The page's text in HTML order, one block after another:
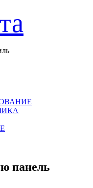
панель